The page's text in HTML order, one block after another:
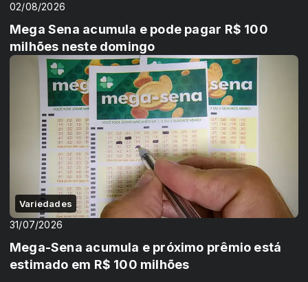
02/08/2026
Mega Sena acumula e pode pagar R$ 100
milhões neste domingo
Variedades
31/07/2026
Mega-Sena acumula e próximo prêmio está
estimado em R$ 100 milhões